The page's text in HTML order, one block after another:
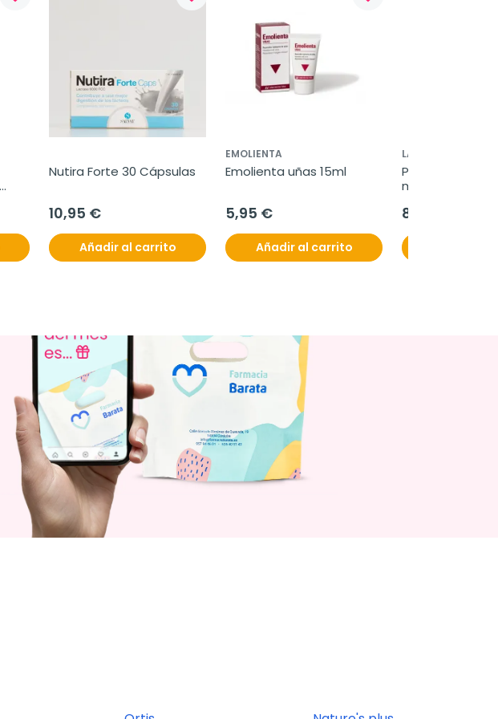
Nutira Forte 30 Cápsulas
10,95 €
Añadir al carrito
EMOLIENTA
Emolienta uñas 15ml
5,95 €
Añadir al carrito
LABORATORIOS
Pan Reumol
manos y pies,
8,80 €